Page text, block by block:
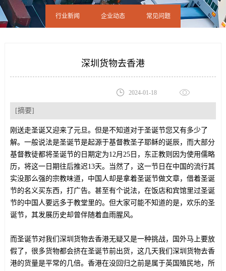
行业新闻 企业动态 常见问题
深圳货物去香港
2024-01-18
[摘要]
刚送走圣诞又迎来了元旦。但是不知道对于圣诞节您又有多少了
解。一般说法是圣诞节是起源于基督教圣子耶稣的诞辰，而大部分
基督教徒都将圣诞节的日期定为12月25日，东正教则因为使用儒略
历，将这一日期往后推迟13天。当然了，这一节日在中国的流行其
实没那么强的宗教味道，中国人却是拿着圣诞节做文章，借着圣诞
节的名义买东西，打广告。甚至有个说法，在饭店和宾馆里过圣诞
节的中国人要远多于教堂里的。但大家可能不知道的是，欢乐的圣
诞节，其发展历史却曾伴随着血雨腥风。
而圣诞节对我们深圳货物去香港无疑又是一种挑战，国外马上要放
假了，很多货物都会挤在圣诞节前出货，这几天我们深圳货物去香
港的货量是平常的几倍。香港在没回归之前是属于英国殖民地，所